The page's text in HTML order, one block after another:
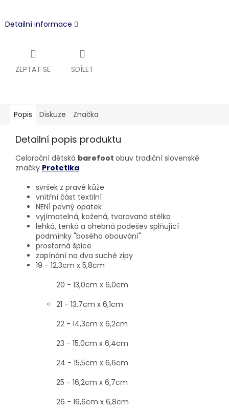
Detailní informace
ZEPTAT SE SDÍLET
Popis Diskuze Značka
Detailní popis produktu
Celoroční dětská barefoot obuv tradiční slovenské
značky Protetika
svršek z pravé kůže
vnitřní část textilní
NENÍ pevný opatek
vyjímatelná, kožená, tvarovaná stélka
lehká, tenká a ohebná podešev splňující
podmínky "bosého obouvání"
prostorná špice
zapínání na dva suché zipy
19 - 12,3cm x 5,8cm
20 - 13,0cm x 6,0cm
21 - 13,7cm x 6,1cm
22 - 14,3cm x 6,2cm
23 - 15,0cm x 6,4cm
24 - 15,5cm x 6,6cm
25 - 16,2cm x 6,7cm
26 - 16,6cm x 6,8cm